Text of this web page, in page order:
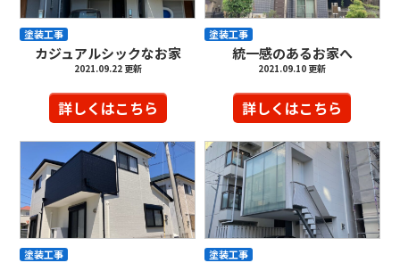
カジュアルシックなお家
2021.09.22 更新
詳しくはこちら
塗装工事
統一感のあるお家へ
2021.09.10 更新
詳しくはこちら
塗装工事
塗装工事 塗装工事